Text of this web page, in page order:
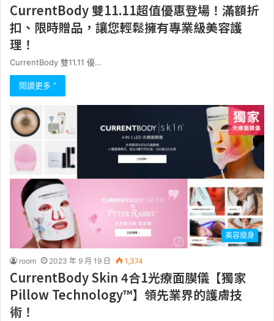
CurrentBody 雙11.11超值優惠登場！滿額折
扣、限時贈品，讓您輕鬆擁有專業級美容護
理！
CurrentBody 雙11.11 優…
閱讀更多 ”
美容瘦身
room 2023 年 9 月 19 日 1,374
CurrentBody Skin 4合1光療面膜儀【獨家
Pillow Technology™】領先業界的護膚技
術！